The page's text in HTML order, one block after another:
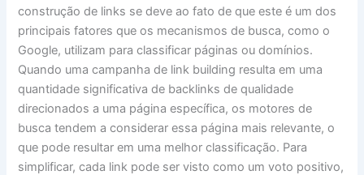
construção de links se deve ao fato de que este é um dos
principais fatores que os mecanismos de busca, como o
Google, utilizam para classificar páginas ou domínios.
Quando uma campanha de link building resulta em uma
quantidade significativa de backlinks de qualidade
direcionados a uma página específica, os motores de
busca tendem a considerar essa página mais relevante, o
que pode resultar em uma melhor classificação. Para
simplificar, cada link pode ser visto como um voto positivo,